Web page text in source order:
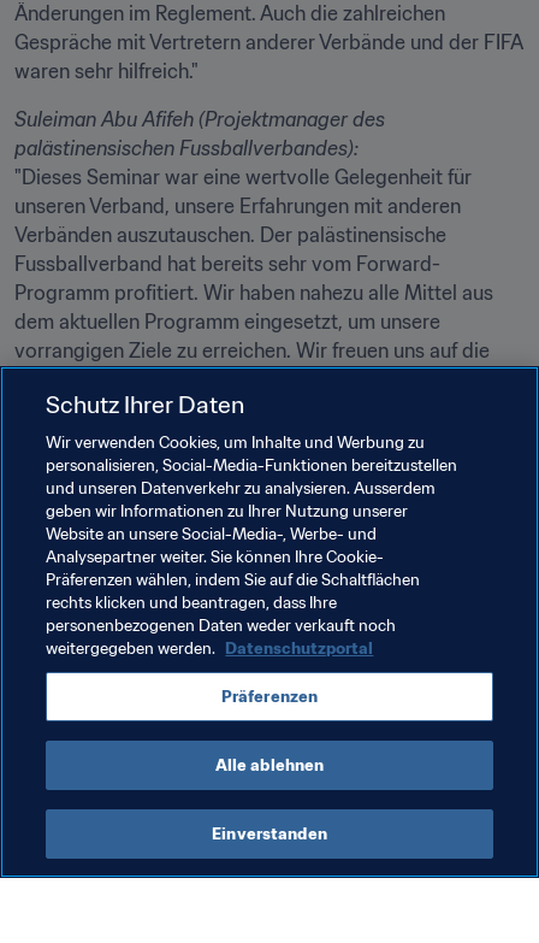
Änderungen im Reglement. Auch die zahlreichen
Gespräche mit Vertretern anderer Verbände und der FIFA
waren sehr hilfreich."
Suleiman Abu Afifeh (Projektmanager des
palästinensischen Fussballverbandes):
"Dieses Seminar war eine wertvolle Gelegenheit für
unseren Verband, unsere Erfahrungen mit anderen
Verbänden auszutauschen. Der palästinensische
Fussballverband hat bereits sehr vom Forward-
Programm profitiert. Wir haben nahezu alle Mittel aus
dem aktuellen Programm eingesetzt, um unsere
vorrangigen Ziele zu erreichen. Wir freuen uns auf die
nächsten Zyklus, um weitere Ziele und Projekte
umzusetzen."
Verwandte Themen
FIFA Forward Uzbekistan Iraq Syria
Palestine Tajikistan United Arab Emirates
Turkmenistan Kyrgyz Republic Afghanistan
AFC
Schutz Ihrer Daten
Wir verwenden Cookies, um Inhalte und Werbung zu
personalisieren, Social-Media-Funktionen bereitzustellen
und unseren Datenverkehr zu analysieren. Ausserdem
geben wir Informationen zu Ihrer Nutzung unserer
Website an unsere Social-Media-, Werbe- und
Analysepartner weiter. Sie können Ihre Cookie-
Präferenzen wählen, indem Sie auf die Schaltflächen
rechts klicken und beantragen, dass Ihre
personenbezogenen Daten weder verkauft noch
weitergegeben werden. Datenschutzportal
Präferenzen
Alle ablehnen
Einverstanden